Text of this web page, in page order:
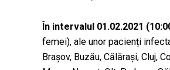
În intervalul 01.02.2021
femei), ale unor pacienți
Brașov, Buzău, Călărași, Cluj,